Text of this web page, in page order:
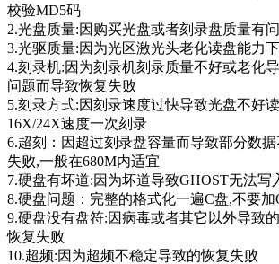
校验MD5码
2.光盘质量:因购买光盘或者刻录盘质量有
3.光驱质量:因为光区激光头老化读盘能力
4.刻录机:因为刻录机刻录质量不好或老化
问题而导致恢复失败
5.刻录方式:因刻录速度过快导致光盘不好
16X/24X速度一次刻录
6.超刻：因超过刻录盘容量而导致部分数
失败,一般在680M内适宜
7.硬盘有坏道:因为坏道导致GHOST无法写
8.硬盘问题：完整的格式化一遍C盘,不要加
9.硬盘没有盘符:因病毒或者其它以外导致
恢复失败
10.超频:因为超频不稳定导致的恢复失败